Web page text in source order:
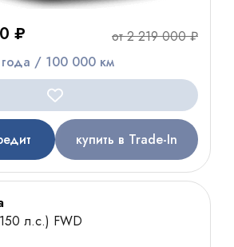
₽
от 2 219 000 ₽
года / 100 000 км
купить в Trade-In
л.с.) FWD